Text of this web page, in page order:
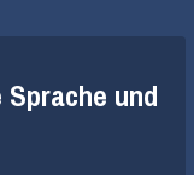
und